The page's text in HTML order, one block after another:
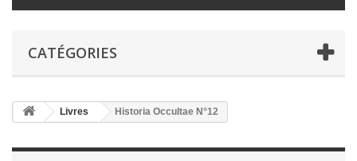
CATÉGORIES
Livres Historia Occultae N°12